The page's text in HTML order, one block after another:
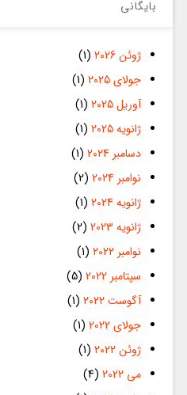
بایگانی
ژوئن 2026
(1)
جولای 2025
(1)
آوریل 2025
(1)
ژانویه 2025
(1)
دسامبر 2024
(1)
نوامبر 2024
(2)
ژانویه 2024
(1)
ژانویه 2023
(2)
نوامبر 2022
(1)
سپتامبر 2022
(5)
آگوست 2022
(1)
جولای 2022
(1)
ژوئن 2022
(1)
می 2022
(4)